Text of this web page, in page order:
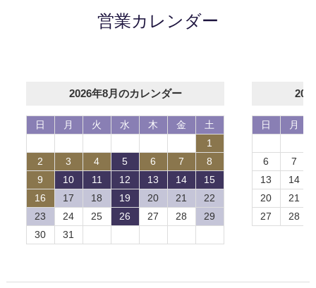
営業カレンダー
2026年8月のカレンダー
日 月 火 水 木 金
土
1
2
3 4 5 6 7
8
9
10 11 12 13 14
15
16
17 18 19 20 21
22
23
24 25 26 27 28
29
30
31
日 月
6
7
13
14
20
21
27
28